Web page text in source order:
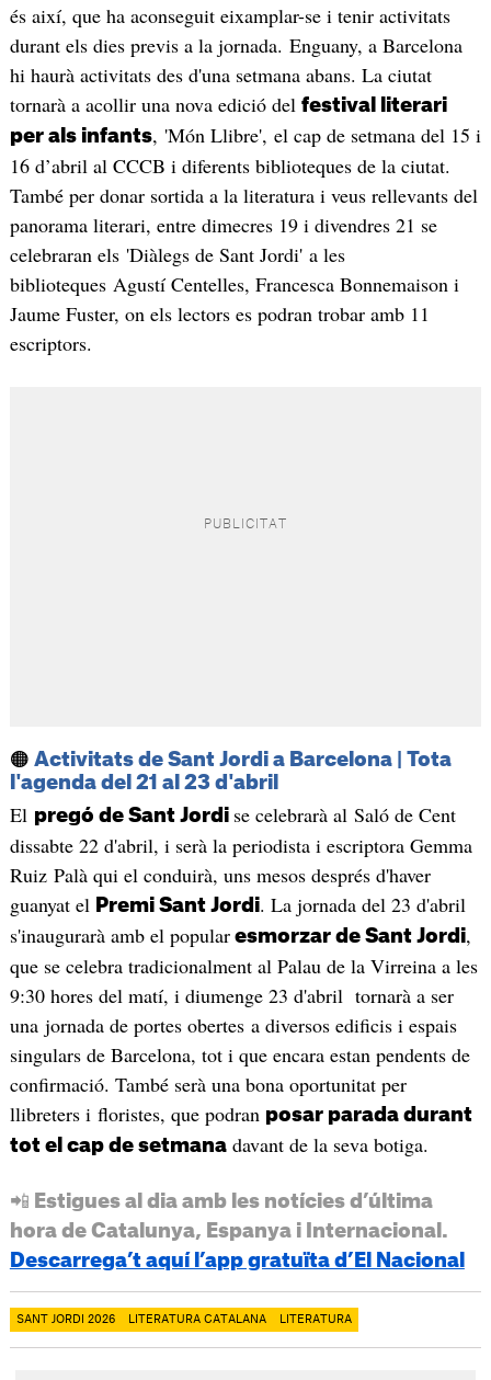
és així, que ha aconseguit eixamplar-se i tenir activitats
durant els dies previs a la jornada. Enguany, a Barcelona
hi haurà activitats des d'una setmana abans. La ciutat
tornarà a acollir una nova edició del festival literari
per als infants, 'Món Llibre', el cap de setmana del 15 i
16 d’abril al CCCB i diferents biblioteques de la ciutat.
També per donar sortida a la literatura i veus rellevants del
panorama literari, entre dimecres 19 i divendres 21 se
celebraran els 'Diàlegs de Sant Jordi' a les
biblioteques Agustí Centelles, Francesca Bonnemaison i
Jaume Fuster, on els lectors es podran trobar amb 11
escriptors.
🟠 Activitats de Sant Jordi a Barcelona | Tota
l'agenda del 21 al 23 d'abril
El pregó de Sant Jordi se celebrarà al Saló de Cent
dissabte 22 d'abril, i serà la periodista i escriptora Gemma
Ruiz Palà qui el conduirà, uns mesos després d'haver
guanyat el Premi Sant Jordi. La jornada del 23 d'abril
s'inaugurarà amb el popularesmorzar de Sant Jordi,
que se celebra tradicionalment al Palau de la Virreina a les
9:30 hores del matí, i diumenge 23 d'abril tornarà a ser
una jornada de portes obertes a diversos edificis i espais
singulars de Barcelona, tot i que encara estan pendents de
confirmació. També serà una bona oportunitat per
llibreters i floristes, que podran posar parada durant
tot el cap de setmanadavant de la seva botiga.
📲 Estigues al dia amb les notícies d’última
hora de Catalunya, Espanya i Internacional.
Descarrega’t aquí l’app gratuïta d’El Nacional
SANT JORDI 2026 LITERATURA CATALANA LITERATURA